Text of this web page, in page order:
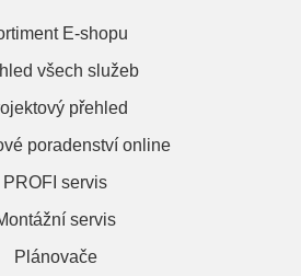
E-shopu
všech služeb
přehled
poradenství online
PROFI servis
servis
Plánovače